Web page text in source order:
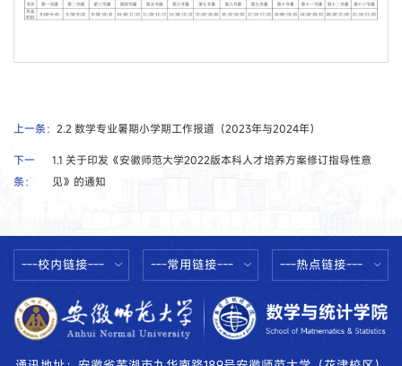
上一条： 2.2 数学专业暑期小学期工作报道（2023年与2024年）
下一
条：
1.1 关于印发《安徽师范大学2022版本科人才培养方案修订指导性意
见》的通知
---校内链接--- ---常用链接--- ---热点链接---